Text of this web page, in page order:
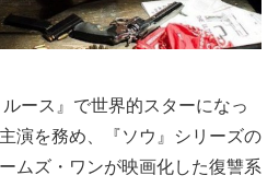
ース』で世界的スターになっ
演を務め、『ソウ』シリーズの
ムズ・ワンが映画化した復讐系